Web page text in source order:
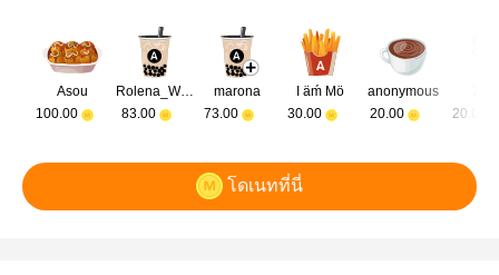
Asou
100.00
Rolena_Wan
83.00
marona
73.00
I äḿ Mö
30.00
anonymous
20.00
20.00
โดเนทที่นี่